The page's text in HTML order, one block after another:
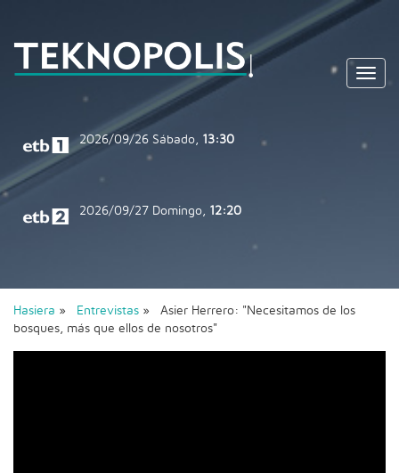
2026/09/26 Sábado, 13:30
2026/09/27 Domingo, 12:20
Hasiera » Entrevistas » Asier Herrero: "Necesitamos de los
bosques, más que ellos de nosotros"